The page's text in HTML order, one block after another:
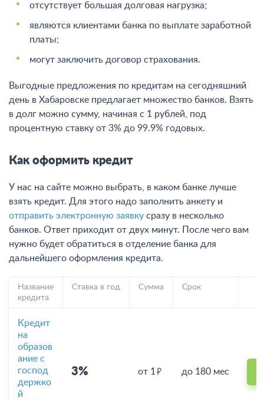
отсутствует большая долговая нагрузка;
являются клиентами банка по выплате заработной
платы;
могут заключить договор страхования.
Выгодные предложения по кредитам на сегодняшний
день в Хабаровске предлагает множество банков. Взять
в долг можно сумму, начиная с 1 рублей, под
процентную ставку от 3% до 99.9% годовых.
Как оформить кредит
У нас на сайте можно выбрать, в каком банке лучше
взять кредит. Для этого надо заполнить анкету и
отправить электронную заявку сразу в несколько
банков. Ответ приходит от двух минут. После чего вам
нужно будет обратиться в отделение банка для
дальнейшего оформления кредита.
Название
кредита
Ставка в год Сумма Срок
Кредит
на
образов
ание с
господ
держко
й
3% от 1 до 180 мес